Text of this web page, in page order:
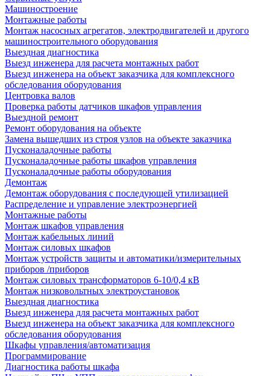
Машиностроение
Монтажные работы
Монтаж насосных агрегатов, электродвигателей и другого
машиностроительного оборудования
Выездная диагностика
Выезд инженера для расчета монтажных работ
Выезд инженера на объект заказчика для комплексного
обследования оборудования
Центровка валов
Проверка работы датчиков шкафов управления
Выездной ремонт
Ремонт оборудования на объекте
Замена вышедших из строя узлов на объекте заказчика
Пусконаладочные работы
Пусконаладочные работы шкафов управления
Пусконаладочные работы оборудования
Демонтаж
Демонтаж оборудования с последующей утилизацией
Распределение и управление электроэнергией
Монтажные работы
Монтаж шкафов управления
Монтаж кабельных линий
Монтаж силовых шкафов
Монтаж устройств защиты и автоматики/измерительных
приборов /приборов
Монтаж силовых трансформаторов 6-10/0,4 кВ
Монтаж низковольтных электроустановок
Выездная диагностика
Выезд инженера для расчета монтажных работ
Выезд инженера на объект заказчика для комплексного
обследования оборудования
Шкафы управления/автоматизация
Программирование
Диагностика работы шкафа